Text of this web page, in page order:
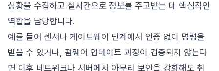
상황을 수집하고 실시간으로 정보를 주고받는 데 핵심적인
역할을 담당합니다.
예를 들어 센서나 게이트웨이 단계에서 인증 없이 명령을
받을 수 있거나, 펌웨어 업데이트 과정이 검증되지 않는다
면 이후 네트워크나 서버에서 아무리 보안을 강화해도 취